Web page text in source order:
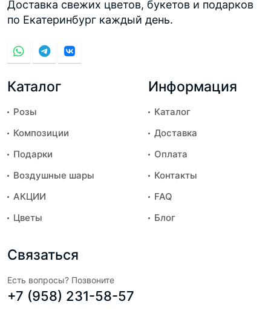
Доставка свежих цветов, букетов и подарков
по Екатеринбург каждый день.
Каталог
Розы
Композиции
Подарки
Воздушные шары
АКЦИИ
Цветы
Информация
Каталог
Доставка
Оплата
Контакты
FAQ
Блог
Связаться
Есть вопросы? Позвоните
+7 (958) 231-58-57